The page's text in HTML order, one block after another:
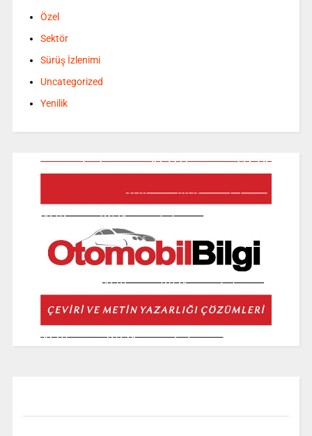
Özel
Sektör
Sürüş İzlenimi
Uncategorized
Yenilik